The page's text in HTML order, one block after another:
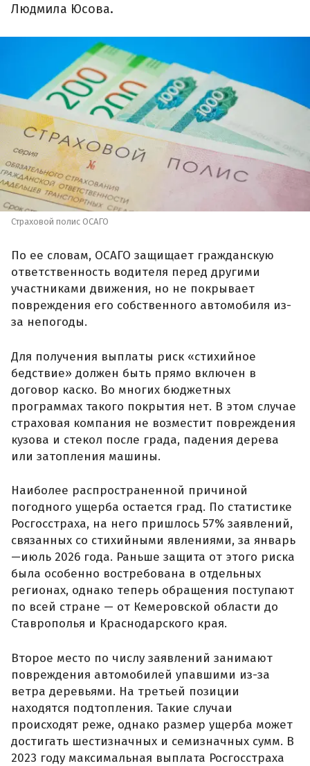
Людмила Юсова.
Страховой полис ОСАГО
По ее словам, ОСАГО защищает гражданскую
ответственность водителя перед другими
участниками движения, но не покрывает
повреждения его собственного автомобиля из-
за непогоды.
Для получения выплаты риск «стихийное
бедствие» должен быть прямо включен в
договор каско. Во многих бюджетных
программах такого покрытия нет. В этом случае
страховая компания не возместит повреждения
кузова и стекол после града, падения дерева
или затопления машины.
Наиболее распространенной причиной
погодного ущерба остается град. По статистике
Росгосстраха, на него пришлось 57% заявлений,
связанных со стихийными явлениями, за январь
—июль 2026 года. Раньше защита от этого риска
была особенно востребована в отдельных
регионах, однако теперь обращения поступают
по всей стране — от Кемеровской области до
Ставрополья и Краснодарского края.
Второе место по числу заявлений занимают
повреждения автомобилей упавшими из-за
ветра деревьями. На третьей позиции
находятся подтопления. Такие случаи
происходят реже, однако размер ущерба может
достигать шестизначных и семизначных сумм. В
2023 году максимальная выплата Росгосстраха